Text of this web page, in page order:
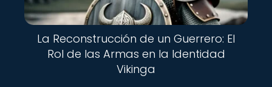
La Reconstrucción de un Guerrero: El
Rol de las Armas en la Identidad
Vikinga